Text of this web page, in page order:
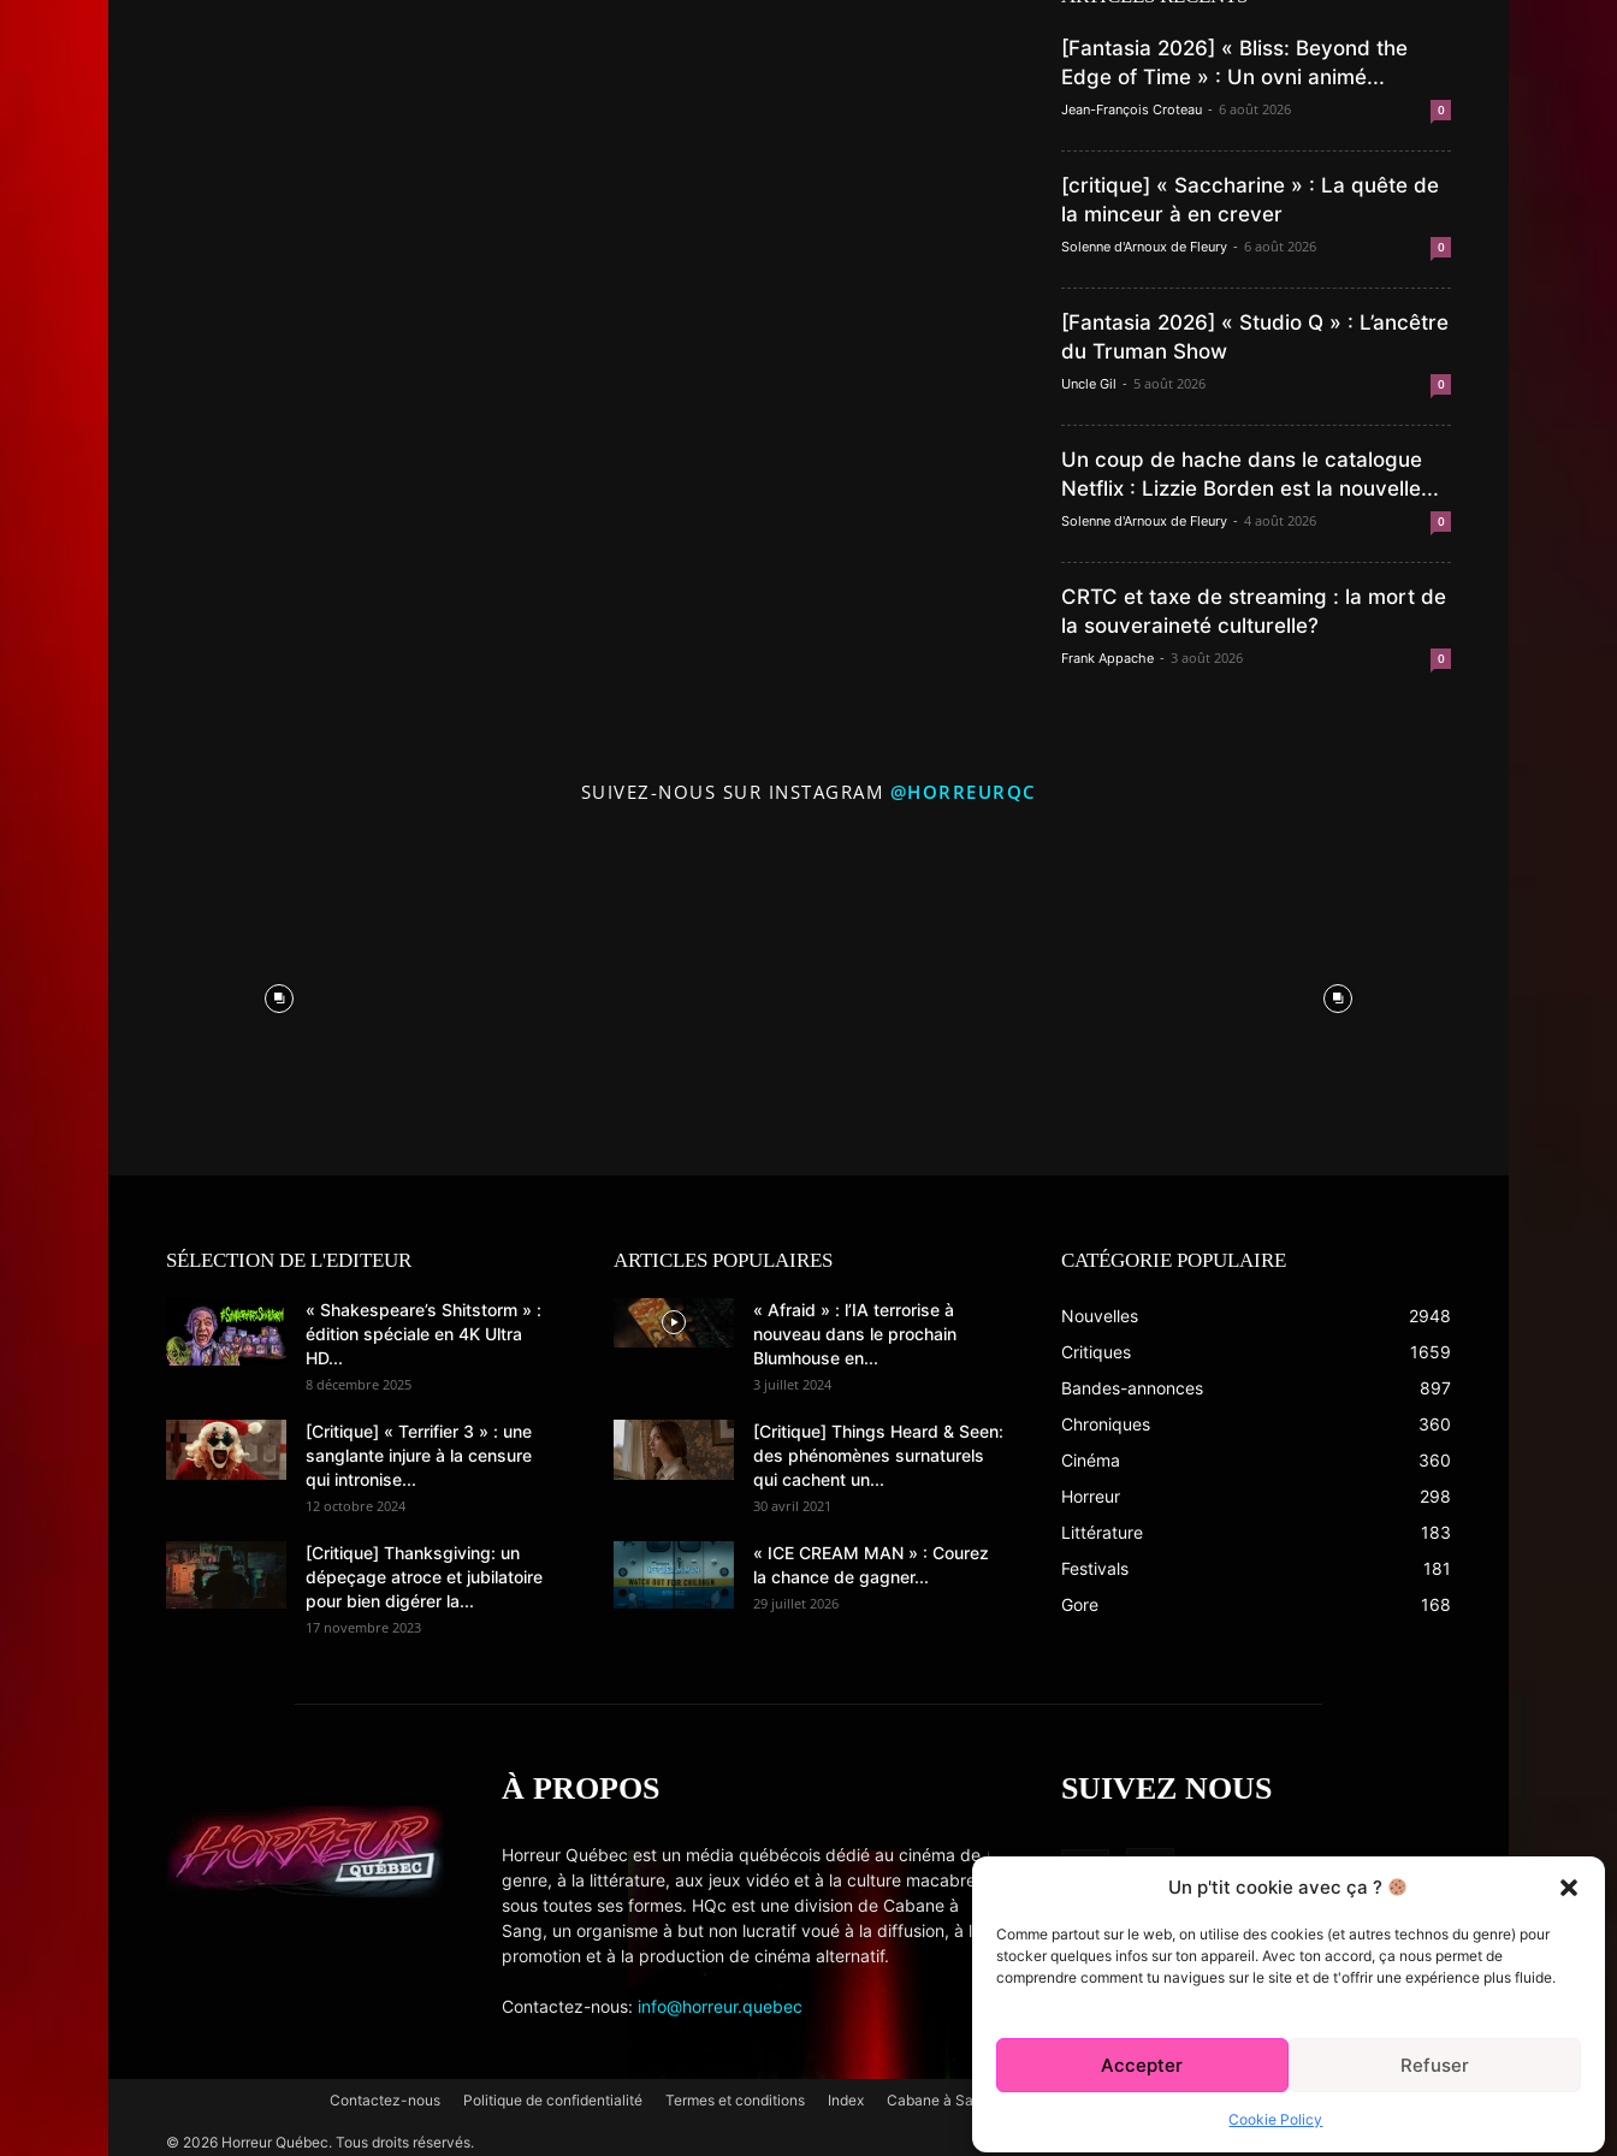
Un p'tit cookie avec ça ?
Comme partout sur le web, on utilise des cookies (et autres technos du genre) pour
stocker quelques infos sur ton appareil. Avec ton accord, ça nous permet de
comprendre comment tu navigues sur le site et de t'offrir une expérience plus fluide.
Accepter Refuser
Cookie Policy
[Fantasia 2026] « Bliss: Beyond the
Edge of Time » : Un ovni animé...
Jean-François Croteau - 6 août 2026 0
[critique] « Saccharine » : La quête de
la minceur à en crever
Solenne d'Arnoux de Fleury - 6 août 2026 0
[Fantasia 2026] « Studio Q » : L’ancêtre
du Truman Show
Uncle Gil - 5 août 2026 0
Un coup de hache dans le catalogue
Netflix : Lizzie Borden est la nouvelle...
Solenne d'Arnoux de Fleury - 4 août 2026 0
CRTC et taxe de streaming : la mort de
la souveraineté culturelle?
Frank Appache - 3 août 2026 0
SUIVEZ-NOUS SUR INSTAGRAM @HORREURQC
SÉLECTION DE L'EDITEUR
« Shakespeare’s Shitstorm » :
édition spéciale en 4K Ultra
HD...
8 décembre 2025
[Critique] « Terrifier 3 » : une
sanglante injure à la censure
qui intronise...
12 octobre 2024
[Critique] Thanksgiving: un
dépeçage atroce et jubilatoire
pour bien digérer la...
17 novembre 2023
ARTICLES POPULAIRES
« Afraid » : l’IA terrorise à
nouveau dans le prochain
Blumhouse en...
3 juillet 2024
[Critique] Things Heard & Seen:
des phénomènes surnaturels
qui cachent un...
30 avril 2021
« ICE CREAM MAN » : Courez
la chance de gagner...
29 juillet 2026
CATÉGORIE POPULAIRE
Nouvelles
2948
Critiques
1659
Bandes-annonces
897
Chroniques
360
Cinéma
360
Horreur
298
Littérature
183
Festivals
181
Gore
168
À PROPOS
Horreur Québec est un média québécois dédié au cinéma de
genre, à la littérature, aux jeux vidéo et à la culture macabre
sous toutes ses formes. HQc est une division de Cabane à
Sang, un organisme à but non lucratif voué à la diffusion, à la
promotion et à la production de cinéma alternatif.
Contactez-nous: info@horreur.quebec
SUIVEZ NOUS
Contactez-nous Politique de confidentialité Termes et conditions Index Cabane à Sang TV
© 2026 Horreur Québec. Tous droits réservés.